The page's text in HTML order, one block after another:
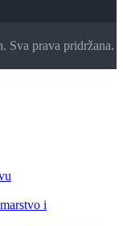
Sva prava pridržana.
i